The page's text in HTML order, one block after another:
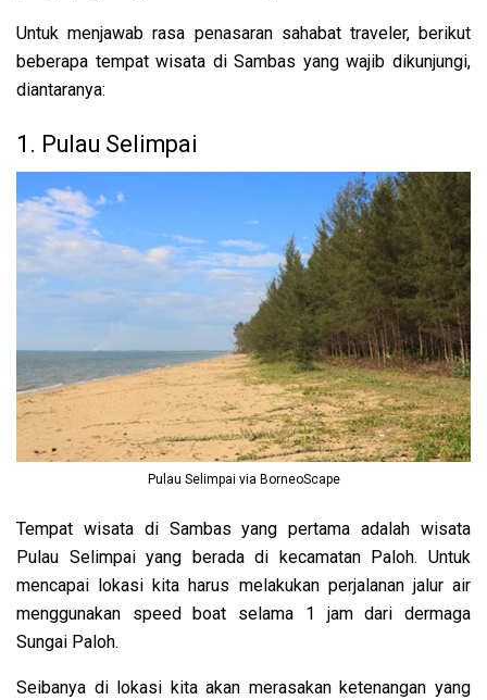
Untuk menjawab rasa penasaran sahabat traveler, berikut
beberapa tempat wisata di Sambas yang wajib dikunjungi,
diantaranya:
1. Pulau Selimpai
Pulau Selimpai via BorneoScape
Tempat wisata di Sambas yang pertama adalah wisata
Pulau Selimpai yang berada di kecamatan Paloh. Untuk
mencapai lokasi kita harus melakukan perjalanan jalur air
menggunakan speed boat selama 1 jam dari dermaga
Sungai Paloh.
Seibanya di lokasi kita akan merasakan ketenangan yang